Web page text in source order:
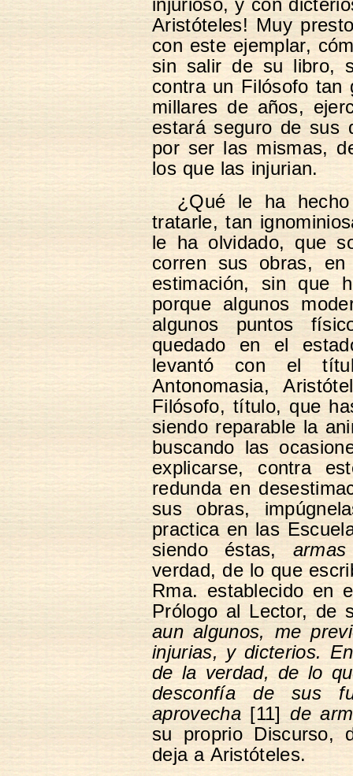
injurioso, y con
Aristóteles! Muy
con este ejemplar,
sin salir de su libro,
contra un Filósofo tan
millares de años,
estará seguro de sus
por ser las mismas,
los que las injurian.
¿Qué le ha
tratarle, tan
le ha olvidado, que
corren sus obras,
estimación, sin que
porque algunos
algunos puntos
quedado en el
levantó con el
Antonomasia,
Filósofo, título, que
siendo reparable la
buscando las
explicarse, contra
redunda en
sus obras,
practica en las
siendo éstas,
verdad, de lo que
Rma. establecido en
Prólogo al Lector, de
aun algunos, me
injurias, y dicterios.
de la verdad, de lo
desconfía de sus
aprovecha[11]de
su proprio Discurso,
deja a Aristóteles.